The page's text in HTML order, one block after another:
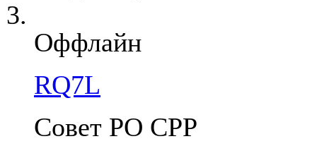
Оффлайн
RQ7L
Совет РО СРР